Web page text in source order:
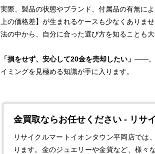
実際、製品の状態やブランド、付属品の有無に
上の価格差】が生まれるケースも少なくありま
法の中から、自分に合った選び方を知ることも大
「損をせず、安心して20金を売却したい」 ――。
イミングを見極める知識が手に入ります。
金買取ならお任せください - リサ
リサイクルマートイオンタウン平岡店では、
ります。金のジュエリーや金貨など、様々